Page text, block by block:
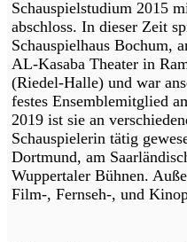
Schauspielstudium 2015
abschloss. In dieser Zeit
Schauspielhaus Bochum,
AL-Kasaba Theater in
(Riedel-Halle) und war
festes Ensemblemitglied
2019 ist sie an
Schauspielerin tätig
Dortmund, am
Wuppertaler Bühnen.
Film-, Fernseh-, und